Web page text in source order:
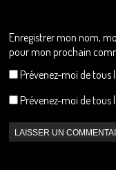
Enregistrer mon nom,
pour mon prochain
Prévenez-moi de
Prévenez-moi de tous